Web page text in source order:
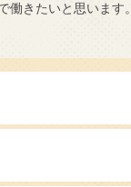
働きたいと思います。